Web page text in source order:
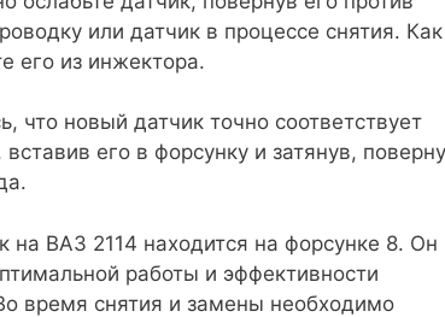
или датчик в процессе снятия. Как
его из инжектора.
что новый датчик точно соответствует
его в форсунку и затянув,
ВАЗ 2114 находится на форсунке 8. Он
работы и эффективности
время снятия и замены необходимо